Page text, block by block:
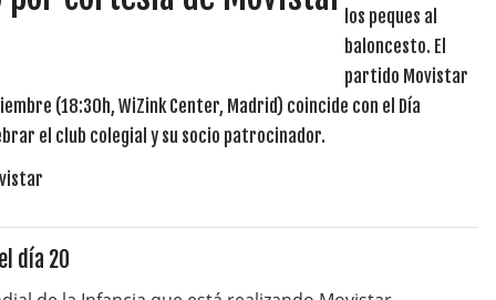
los peques al
baloncesto. El
partido Movistar
(18:30h, WiZink Center, Madrid) coincide con el Día
el club colegial y su socio patrocinador.
día 20